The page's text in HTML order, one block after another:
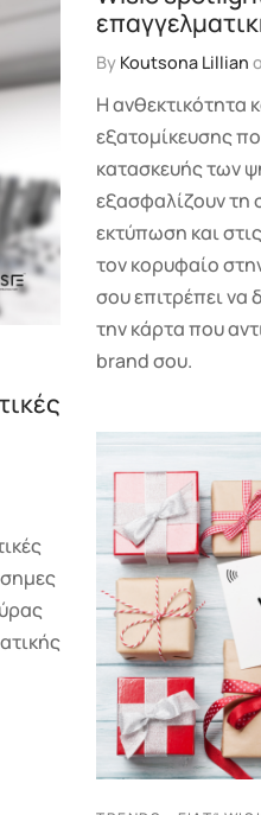
By Koutsona Lillian
Η ανθεκτικότητα
εξατομίκευσης
κατασκευής των
εξασφαλίζουν τη
εκτύπωση και
τον κορυφαίο
σου επιτρέπει να
την κάρτα που
brand σου.